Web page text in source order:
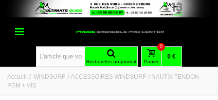
Rechercher un produit Panier
0
0 €
Accueil / WINDSURF / ACCESSOIRES WINDSURF / NAUTIX TENDON
PDM + VIS